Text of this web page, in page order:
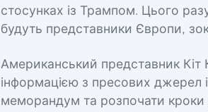
стосунках із Трампом. Цього
будуть представники Європи,
Американський представник Кіт
інформацією з пресових джерел
меморандум та розпочати